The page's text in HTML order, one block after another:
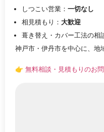
しつこい営業： 一切なし
相見積もり： 大歓迎
葺き替え・カバー工法の相
神戸市・伊丹市を中心に、地
👉 無料相談・見積もりのお